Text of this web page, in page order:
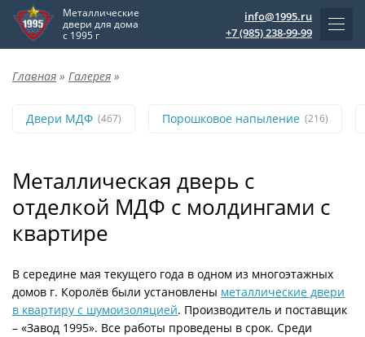
Металлические
двери для дома
с 1995 г
info@1995.ru
+7 (985) 238-99-99
Главная » Галерея »
Двери МДФ (467) Порошковое напыление (216)
Металлическая дверь с
отделкой МДФ с молдингами с
квартире
В середине мая текущего года в одном из многоэтажных
домов г. Королёв были установлены металлические двери
в квартиру с шумоизоляцией. Производитель и поставщик
– «Завод 1995». Все работы проведены в срок. Среди